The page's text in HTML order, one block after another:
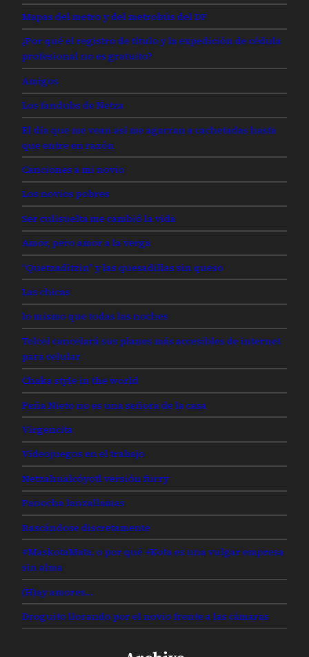
Mapas del metro y del metrobús del DF
¿Por qué el registro de título y la expedición de cédula
profesional no es gratuito?
Amigos
Los fandubs de Netza
El día que me vean así me agarran a cachetadas hasta
que entre en razón
Canciones a mi novio
Los novios pobres
Ser culisuelta me cambió la vida
Amor, pero amor a la verga
“Quetzaditzin” y las quesadillas sin queso
Las chicas
lo mismo que todas las noches
Telcel cancelará sus planes más accesibles de internet
para celular
Chaka style in the world
Peña Nieto no es una señora de la casa
Virgencita
Videojuegos en el trabajo
Netzahualcóyotl versión furry
Panocha lanzallamas
Rascándose discretamente
#MaskotaMata, o por qué +Kota es una vulgar empresa
sin alma
(H)ay amores…
Droguito llorando por el novio frente a las cámaras